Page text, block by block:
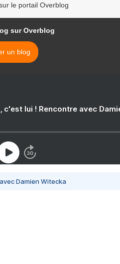
le portail Overblog
sur Overblog
un blog
lui ! Rencontre avec
Damien Witecka